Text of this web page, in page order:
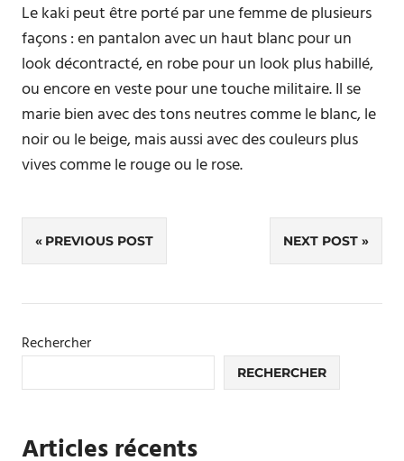
Le kaki peut être porté par une femme de plusieurs
façons : en pantalon avec un haut blanc pour un
look décontracté, en robe pour un look plus habillé,
ou encore en veste pour une touche militaire. Il se
marie bien avec des tons neutres comme le blanc, le
noir ou le beige, mais aussi avec des couleurs plus
vives comme le rouge ou le rose.
Navigation
de
l’article
PREVIOUS POST NEXT POST
Rechercher
RECHERCHER
Articles récents